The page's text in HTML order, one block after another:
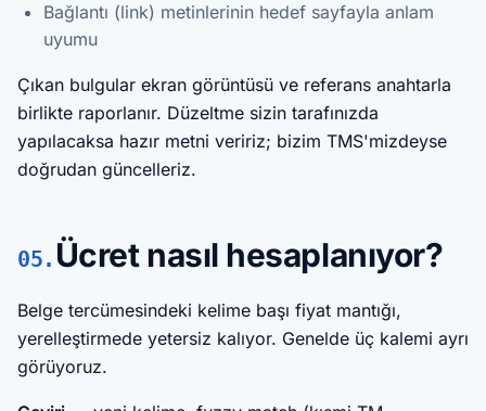
Bağlantı (link) metinlerinin hedef sayfayla anlam
uyumu
Çıkan bulgular ekran görüntüsü ve referans anahtarla
birlikte raporlanır. Düzeltme sizin tarafınızda
yapılacaksa hazır metni veririz; bizim TMS'mizdeyse
doğrudan güncelleriz.
05. Ücret nasıl hesaplanıyor?
Belge tercümesindeki kelime başı fiyat mantığı,
yerelleştirmede yetersiz kalıyor. Genelde üç kalemi ayrı
görüyoruz.